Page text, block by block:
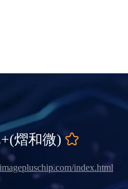
熠和微)
index.html